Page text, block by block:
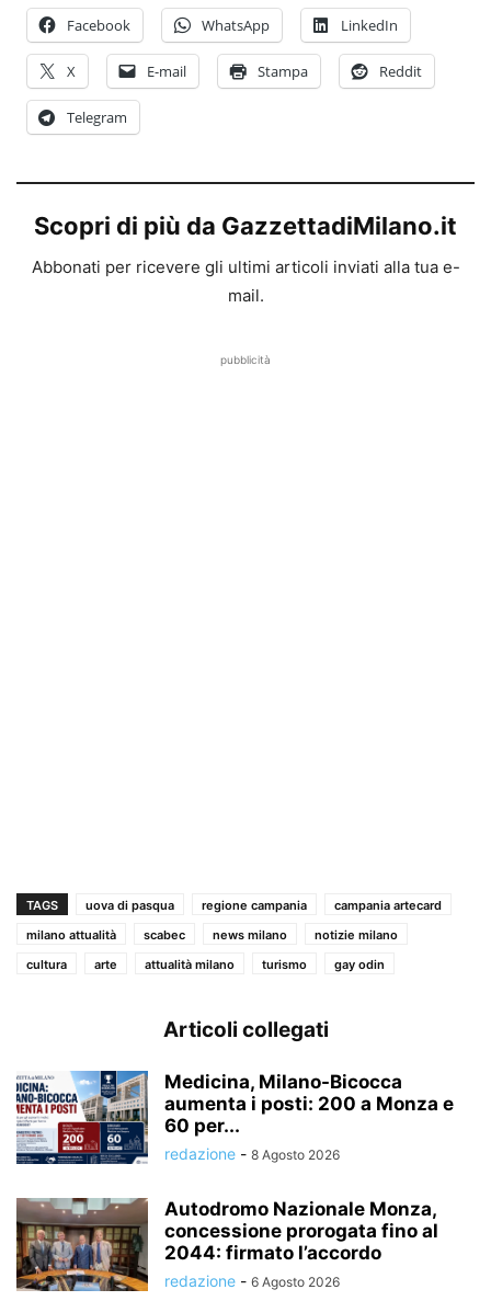
Facebook WhatsApp LinkedIn
X E-mail Stampa Reddit
Telegram
Scopri di più da GazzettadiMilano.it
Abbonati per ricevere gli ultimi articoli inviati alla tua e-
mail.
pubblicità
TAGS uova di pasqua regione campania
campania artecard
milano attualità
scabec news milano
notizie milano
cultura
arte attualità milano turismo gay odin
Articoli collegati
Medicina, Milano-Bicocca
aumenta i posti: 200 a Monza e
60 per...
redazione - 8 Agosto 2026
Autodromo Nazionale Monza,
concessione prorogata fino al
2044: firmato l’accordo
redazione - 6 Agosto 2026